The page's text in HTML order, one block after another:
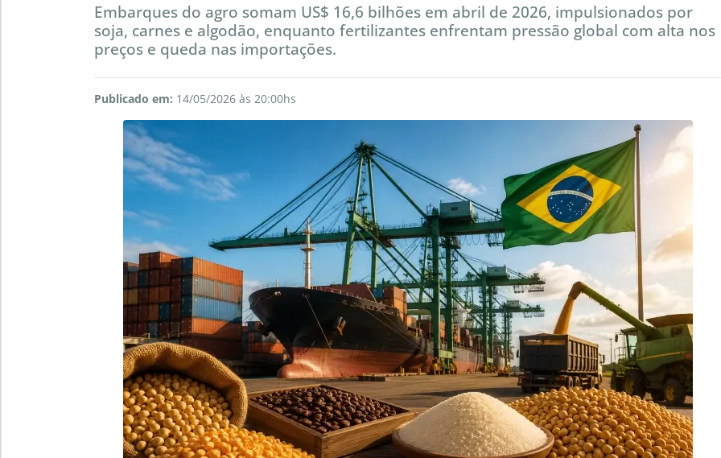
Embarques do agro somam US$ 16,6 bilhões em abril de 2026, impulsionados por
soja, carnes e algodão, enquanto fertilizantes enfrentam pressão global com alta nos
preços e queda nas importações.
Publicado em: 14/05/2026 às 20:00hs